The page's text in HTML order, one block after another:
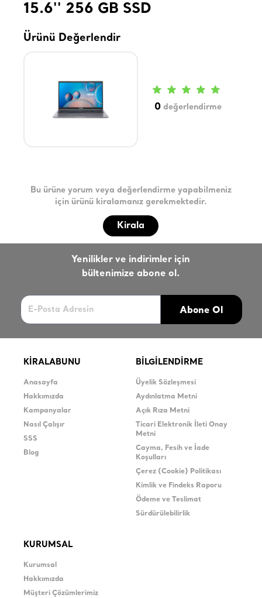
15.6'' 256 GB SSD
Ürünü Değerlendir
0 değerlendirme
Bu ürüne yorum veya değerlendirme yapabilmeniz
için ürünü kiralamanız gerekmektedir.
Kirala
Yenilikler ve indirimler için
bültenimize abone ol.
Abone Ol
KİRALABUNU
Anasayfa
Hakkımızda
Kampanyalar
Nasıl Çalışır
SSS
Blog
BİLGİLENDİRME
Üyelik Sözleşmesi
Aydınlatma Metni
Açık Rıza Metni
Ticari Elektronik İleti Onay
Metni
Cayma, Fesih ve İade
Koşulları
Çerez (Cookie) Politikası
Kimlik ve Findeks Raporu
Ödeme ve Teslimat
Sürdürülebilirlik
KURUMSAL
Kurumsal
Hakkımızda
Müşteri Çözümlerimiz